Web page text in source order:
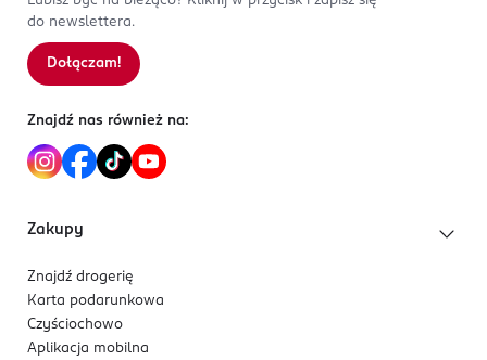
do newslettera.
Dołączam!
Znajdź nas również na:
Zakupy
Znajdź drogerię
Karta podarunkowa
Czyściochowo
Aplikacja mobilna